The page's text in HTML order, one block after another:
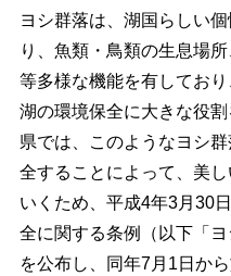
ヨシ群落は、湖国らしい
り、魚類・鳥類の生息場
等多様な機能を有してお
湖の環境保全に大きな役割
県では、このようなヨシ
全することによって、美
いくため、平成4年3月30
全に関する条例（以下「
を公布し、同年7月1日から